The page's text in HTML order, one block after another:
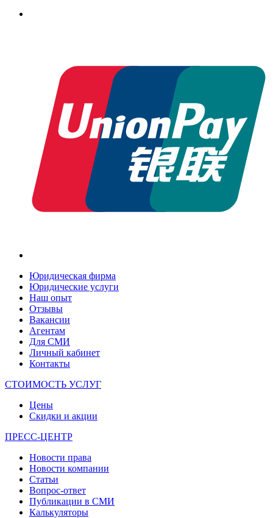
Юридическая фирма
Юридические услуги
Наш опыт
Отзывы
Вакансии
Агентам
Для СМИ
Личный кабинет
Контакты
СТОИМОСТЬ УСЛУГ
Цены
Скидки и акции
ПРЕСС-ЦЕНТР
Новости права
Новости компании
Статьи
Вопрос-ответ
Публикации в СМИ
Калькуляторы